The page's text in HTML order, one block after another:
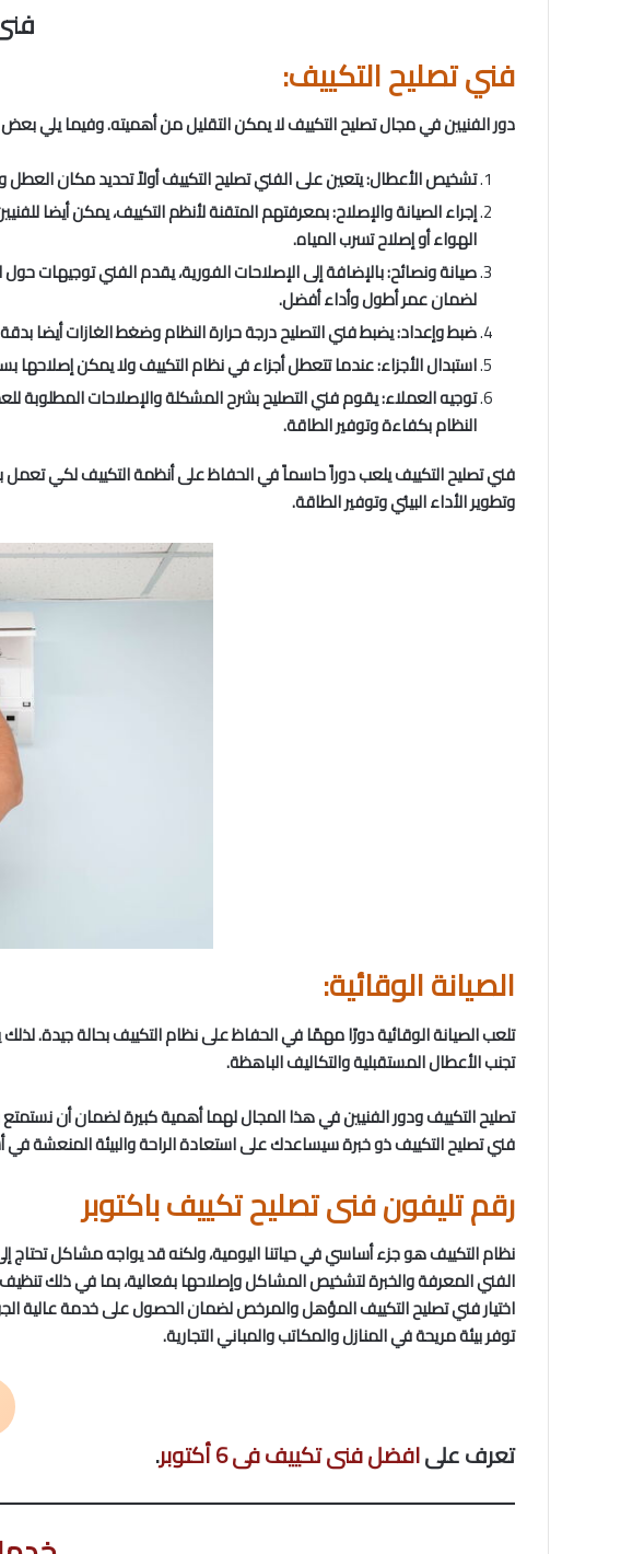
فني تصليح التكييف:
دور الفنيين في مجال تصليح التكييف لا يمكن التقليل من أهميته. وفيما يلي بعض
تشخيص الأعطال: يتعين على الفني تصليح التكييف أولاً تحديد مكان
إجراء الصيانة والإصلاح: بمعرفتهم المتقنة لأنظم التكييف، يمكن أيضا
الهواء أو إصلاح تسرب المياه.
صيانة ونصائح: بالإضافة إلى الإصلاحات الفورية، يقدم الفني توجيهات
لضمان عمر أطول وأداء أفضل.
ضبط وإعداد: يضبط فني التصليح درجة حرارة النظام وضغط الغازات أيضا
استبدال الأجزاء: عندما تتعطل أجزاء في نظام التكييف ولا يمكن إصلاحها
توجيه العملاء: يقوم فني التصليح بشرح المشكلة والإصلاحات المطلوبة
النظام بكفاءة وتوفير الطاقة.
فني تصليح التكييف يلعب دوراً حاسماً في الحفاظ على أنظمة التكييف لكي
وتطوير الأداء البيئي وتوفير الطاقة.
الصيانة الوقائية:
تلعب الصيانة الوقائية دورًا مهمًا في الحفاظ على نظام التكييف بحالة
تجنب الأعطال المستقبلية والتكاليف الباهظة.
تصليح التكييف ودور الفنيين في هذا المجال لهما أهمية كبيرة لضمان أن
فني تصليح التكييف ذو خبرة سيساعدك على استعادة الراحة والبيئة المنعشة
رقم تليفون فنى تصليح تكييف باكتوبر
نظام التكييف هو جزء أساسي في حياتنا اليومية، ولكنه قد يواجه مشاكل
الفني المعرفة والخبرة لتشخيص المشاكل وإصلاحها بفعالية، بما في ذلك تنظيف
اختيار فني تصليح التكييف المؤهل والمرخص لضمان الحصول على خدمة عالية
توفر بيئة مريحة في المنازل والمكاتب والمباني التجارية.
تعرف علىافضل فنى تكييف فى 6 أكتوبر .